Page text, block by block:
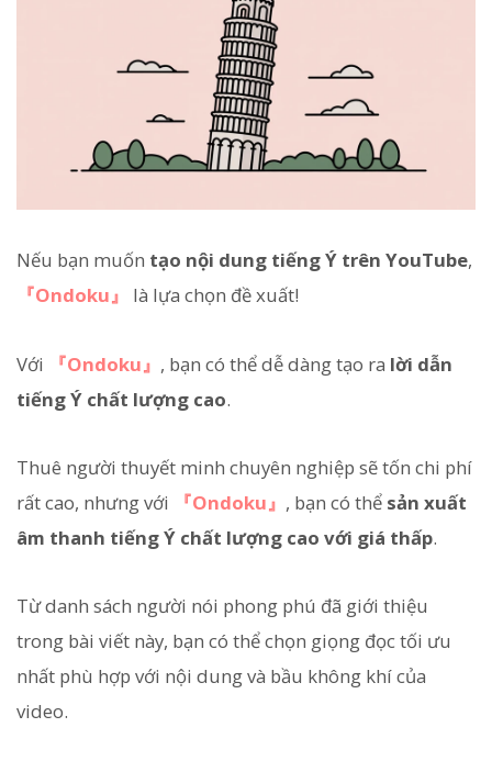
Nếu bạn muốn tạo nội dung tiếng Ý trên YouTube,
『Ondoku』
là lựa chọn đề xuất!
Với 『Ondoku』 , bạn có thể dễ dàng tạo ra lời dẫn
tiếng Ý chất lượng cao.
Thuê người thuyết minh chuyên nghiệp sẽ tốn chi phí
rất cao, nhưng với
『Ondoku』 , bạn có thể sản xuất
âm thanh tiếng Ý chất lượng cao với giá thấp.
Từ danh sách người nói phong phú đã giới thiệu
trong bài viết này, bạn có thể chọn giọng đọc tối ưu
nhất phù hợp với nội dung và bầu không khí của
video.